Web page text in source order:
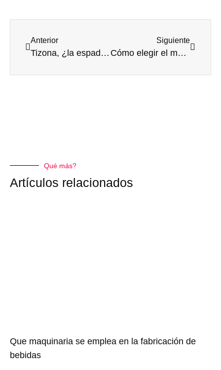
Anterior
Tizona, ¿la espada libertadora que hizo temblar a España?
Siguiente
Cómo elegir el mejor preparador online de oposiciones
Qué más?
Artículos relacionados
Que maquinaria se emplea en la fabricación de
bebidas